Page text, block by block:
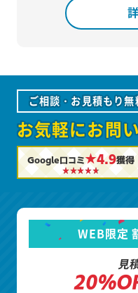
ご相談・お見積もり無
お気軽にお問
Google口コミ★4.9獲得
WEB限定
見